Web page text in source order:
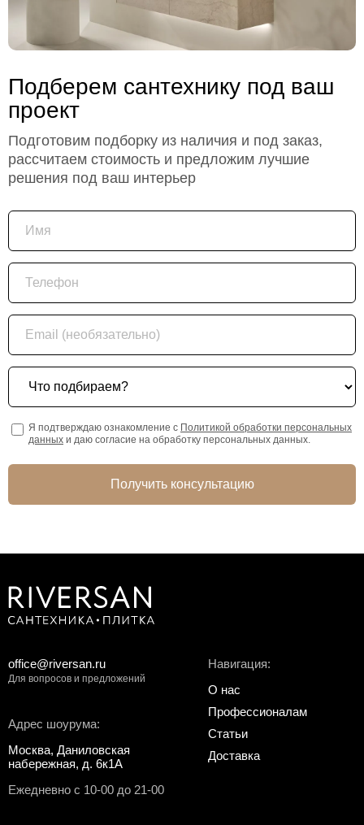
Подберем сантехнику под ваш
проект
Подготовим подборку из наличия и под заказ,
рассчитаем стоимость и предложим лучшие
решения под ваш интерьер
Имя
Телефон
Email (необязательно)
Что подбираем?
Я подтверждаю ознакомление с Политикой обработки персональных
данных и даю согласие на обработку персональных данных.
Получить консультацию
Адрес шоурума:
Москва, Даниловская
набережная, д. 6к1А
Ежедневно с 10-00 до 21-00
Навигация:
О нас
Профессионалам
Статьи
Доставка
office@riversan.ru
Для вопросов и предложений